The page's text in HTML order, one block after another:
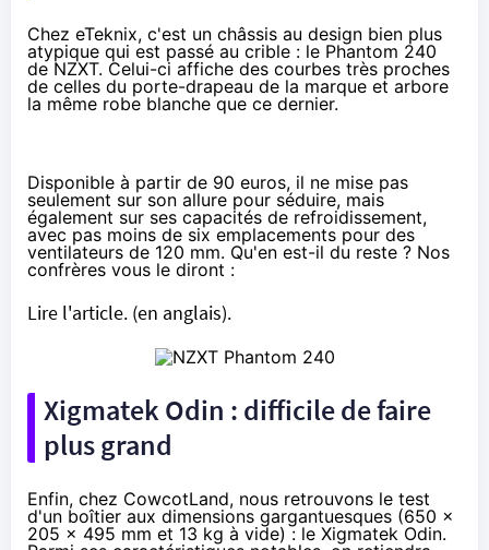
Chez eTeknix, c'est un châssis au design bien plus
atypique qui est passé au crible : le Phantom 240
de NZXT. Celui-ci affiche des courbes très proches
de celles du porte-drapeau de la marque et arbore
la même robe blanche que ce dernier.
Disponible à partir de 90 euros, il ne mise pas
seulement sur son allure pour séduire, mais
également sur ses capacités de refroidissement,
avec pas moins de six emplacements pour des
ventilateurs de 120 mm. Qu'en est-il du reste ? Nos
confrères vous le diront :
Lire l'article. (en anglais).
Xigmatek Odin : difficile de faire
plus grand
Enfin, chez CowcotLand, nous retrouvons le test
d'un boîtier aux dimensions gargantuesques (650 x
205 x 495 mm et 13 kg à vide) : le Xigmatek Odin.